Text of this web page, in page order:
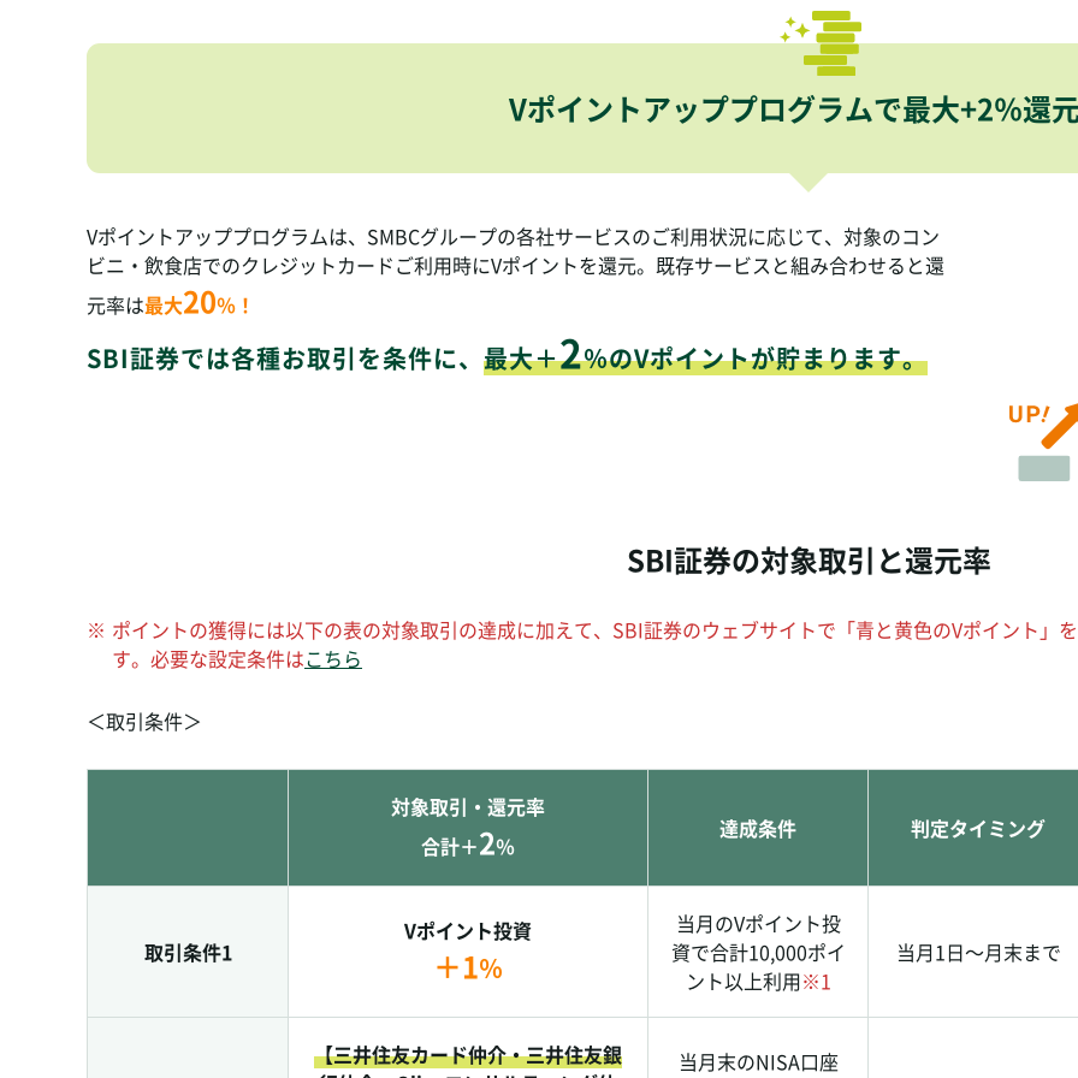
Vポイントアッププログラムで最大+2％還
Vポイントアッププログラムは、SMBCグループの各社サービスのご利用状況に応じて、対象のコン
ビニ・飲食店でのクレジットカードご利用時にVポイントを還元。既存サービスと組み合わせると還
元率は最大20％！
SBI証券では各種お取引を条件に、 最大＋2％のVポイントが貯まります。
SBI証券の対象取引と還元率
※ ポイントの獲得には以下の表の対象取引の達成に加えて、SBI証券のウェブサイトで「青と黄色のVポイント」
す。必要な設定条件はこちら
＜取引条件＞
対象取引・還元率
合計＋2％
達成条件 判定タイミング
取引条件1
Vポイント投資
＋1％
当月のVポイント投
資で合計10,000ポイ
ント以上利用※1
当月1日～月末まで
【三井住友カード仲介・三井住友銀
当月末のNISA口座